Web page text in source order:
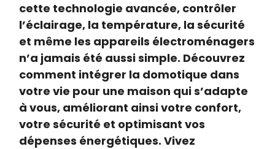
cette technologie avancée, contrôler
l’éclairage, la température, la sécurité
et même les appareils électroménagers
n’a jamais été aussi simple. Découvrez
comment intégrer la domotique dans
votre vie pour une maison qui s’adapte
à vous, améliorant ainsi votre confort,
votre sécurité et optimisant vos
dépenses énergétiques. Vivez